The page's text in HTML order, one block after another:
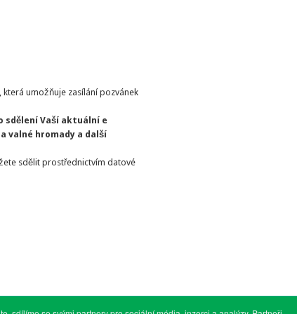
umožňuje zasílání pozvánek
sdělení Vaší aktuální e
valné hromady a další
sdělit prostřednictvím datové